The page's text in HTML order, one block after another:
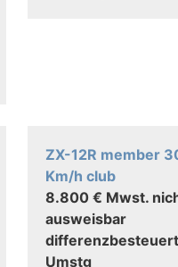
ZX-12R member
Km/h club
8.800 € Mwst.
ausweisbar
Umstg